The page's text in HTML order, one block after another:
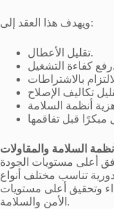
ويهدف هذا العقد إلى:
تقليل الأعطال.
رفع كفاءة التشغيل.
السلامة والمقاولات
أعلى مستويات الجودة
تناسب مختلف أنواع
وتحقيق أعلى مستويات
الأمن والسلامة.